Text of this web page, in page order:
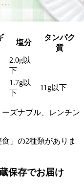
塩分
タンパク
質
2.0g以
下
1.7g以
下
11g以下
ズナブル、レンチン
」の2種類がありま
保存でお届け